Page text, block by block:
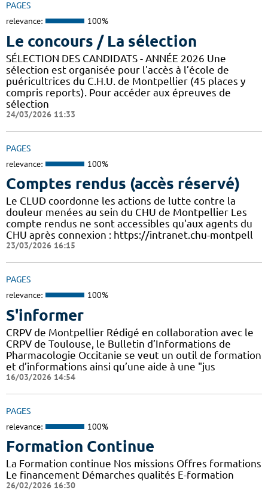
PAGES
relevance: 100%
Le concours / La sélection
SÉLECTION DES CANDIDATS - ANNÉE 2026 Une
sélection est organisée pour l'accès à l’école de
puéricultrices du C.H.U. de Montpellier (45 places y
compris reports). Pour accéder aux épreuves de
sélection
24/03/2026 11:33
PAGES
relevance: 100%
Comptes rendus (accès réservé)
Le CLUD coordonne les actions de lutte contre la
douleur menées au sein du CHU de Montpellier Les
compte rendus ne sont accessibles qu'aux agents du
CHU après connexion : https://intranet.chu-montpell
23/03/2026 16:15
PAGES
relevance: 100%
S'informer
CRPV de Montpellier Rédigé en collaboration avec le
CRPV de Toulouse, le Bulletin d’Informations de
Pharmacologie Occitanie se veut un outil de formation
et d’informations ainsi qu’une aide à une "jus
16/03/2026 14:54
PAGES
relevance: 100%
Formation Continue
La Formation continue Nos missions Offres formations
Le financement Démarches qualités E-formation
26/02/2026 16:30